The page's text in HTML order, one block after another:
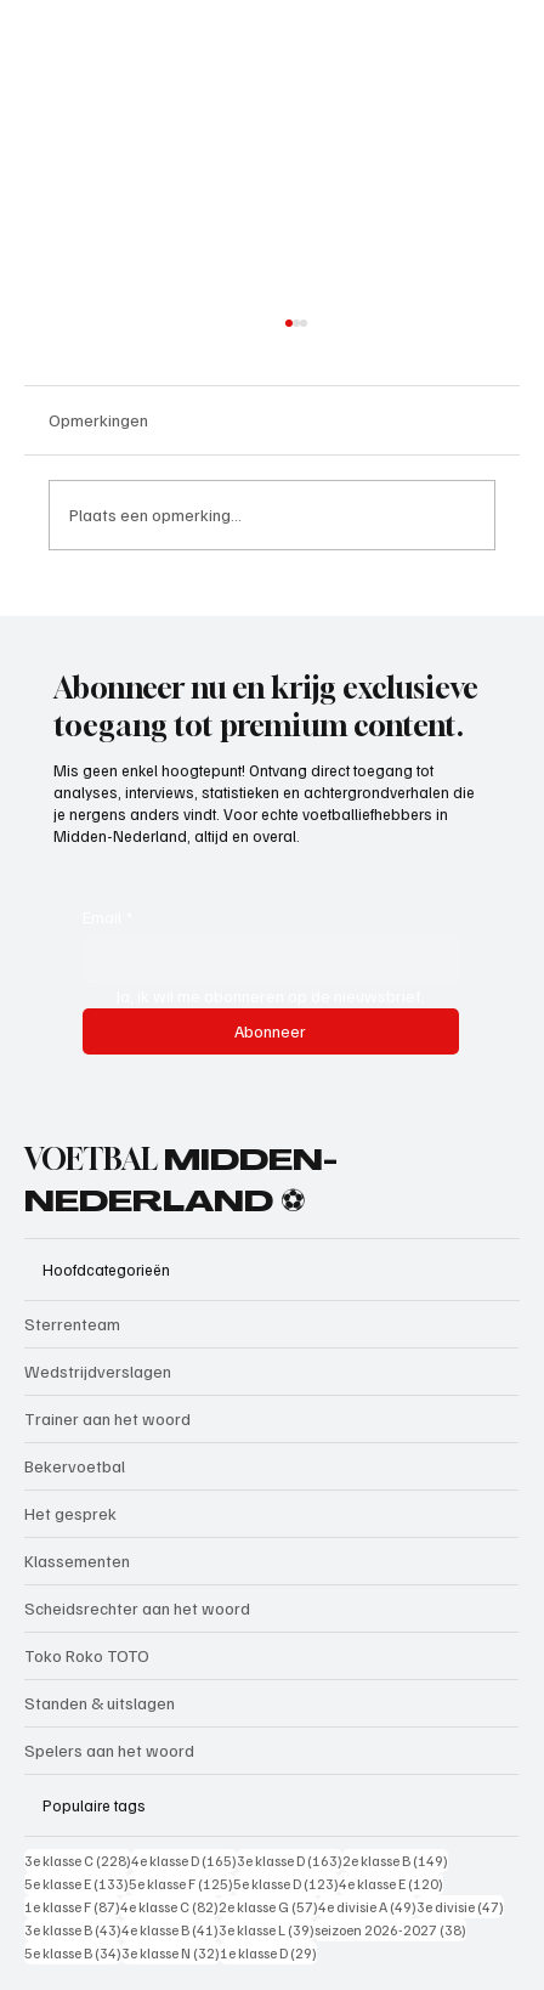
Opmerkingen
Plaats een opmerking...
Abonneer nu en krijg exclusieve
toegang tot premium content.
Mis geen enkel hoogtepunt! Ontvang direct toegang tot
analyses, interviews, statistieken en achtergrondverhalen die
je nergens anders vindt. Voor echte voetballiefhebbers in
Midden-Nederland, altijd en overal.
Abonneer
VOETBAL MIDDEN-
NEDERLAND ⚽
Hoofdcategorieën
Sterrenteam
Wedstrijdverslagen
Trainer aan het woord
Bekervoetbal
Het gesprek
Klassementen
Scheidsrechter aan het woord
Toko Roko TOTO
Standen & uitslagen
Spelers aan het woord
Populaire tags
3e klasse C (228)228 posts
4e klasse D (165)165 posts
3e klasse D (163)163 posts
2e klasse B (149)
5e klasse E (133)133 posts
5e klasse F (125)125 posts
5e klasse D (123)123 posts
4e klasse E (120)
1e klasse F (87)87 posts
4e klasse C (82)82 posts
2e klasse G (57)57 posts
4e divisie A (49)49 posts
3e divisie (47)
3e klasse B (43)43 posts
4e klasse B (41)41 posts
3e klasse L (39)39 posts
seizoen 2026-2027 (38)
5e klasse B (34)34 posts
3e klasse N (32)32 posts
1e klasse D (29)